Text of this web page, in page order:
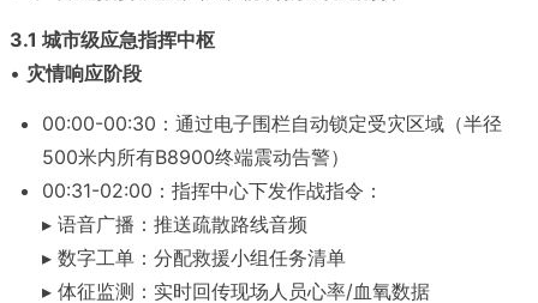
3.1 城市级应急指挥中枢
• 灾情响应阶段
00:00-00:30：通过电子围栏自动锁定受灾区域（半径
500米内所有B8900终端震动告警）
00:31-02:00：指挥中心下发作战指令：
▸ 语音广播：推送疏散路线音频
▸ 数字工单：分配救援小组任务清单
▸ 体征监测：实时回传现场人员心率/血氧数据